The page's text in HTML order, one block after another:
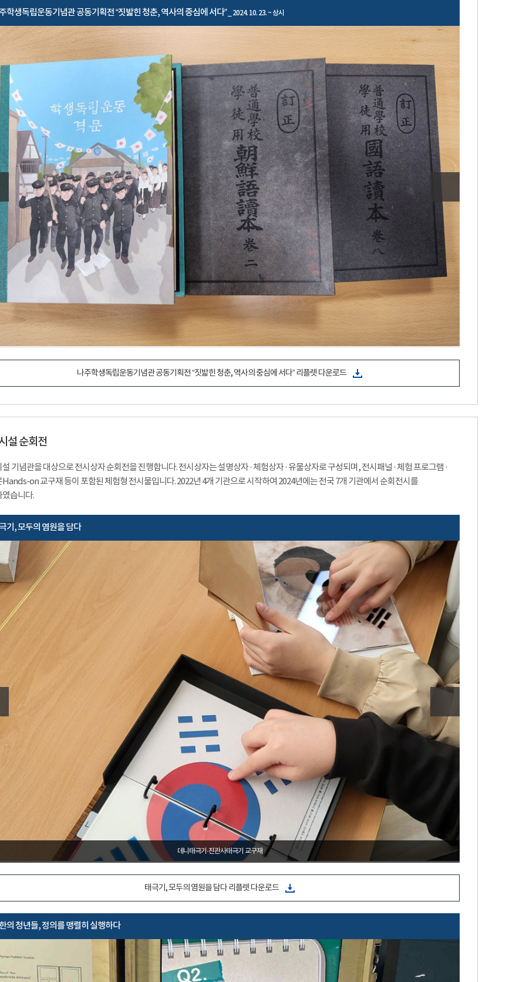
학생독립운동기념관 공동기획전 “짓밟힌 청춘, 역사의 중심에 서다” _ 2024. 10. 23. ~ 상시
나주학생독립운동기념관 공동기획전 “짓밟힌 청춘, 역사의 중심에 서다” 리플렛 다운로드
설 순회전
기념관을 대상으로 전시상자 순회전을 진행합니다. 전시상자는 설명상자 · 체험상자 · 유물상자로 구성되며, 전시패널 · 체험 프로그램 ·
on 교구재 등이 포함된 체험형 전시물입니다. 2022년 4개 기관으로 시작하여 2024년에는 전국 7개 기관에서 순회전시를
습니다.
기, 모두의 염원을 담다
산돌손양원기념관_2024. 8. 14. ~ 9. 21.
태극기, 모두의 염원을 담다 리플렛 다운로드
의 청년들, 정의를 맹렬히 실행하다